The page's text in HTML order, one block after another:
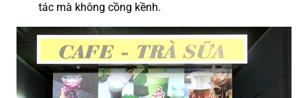
tác mà không cồng kềnh.